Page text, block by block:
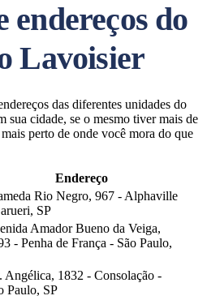
endereços do
Lavoisier
das diferentes unidades do
sua cidade, se o mesmo tiver mais de
perto de onde você mora do que
Endereço
Rio Negro, 967 - Alphaville
SP
Amador Bueno da Veiga,
- Penha de França - São Paulo,
Angélica, 1832 - Consolação -
Paulo, SP